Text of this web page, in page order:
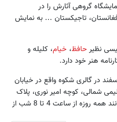
کار در قالب بیش از 500 نمایشگاه گروهی آثارش را در
تاجیکستان ... به نمایش
نظیرحافظ، خیام، کلیله و
هنر خود دارد.
در گالری شکوه واقع در خیابان
شمالی، کوچه امیر نوری، پلاک
19 دایر است و علاقمندان می‌توانند همه روزه از ساعت 4 تا 8 شب از